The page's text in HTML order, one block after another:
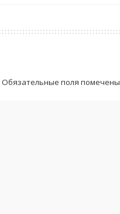
Обязательные поля помечены